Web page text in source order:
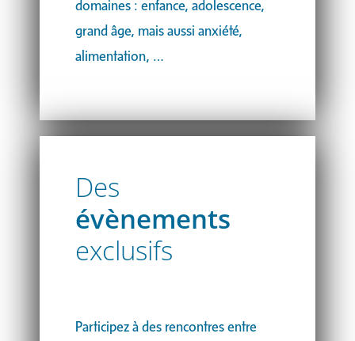
domaines : enfance, adolescence,
grand âge, mais aussi anxiété,
alimentation, …
Des
évènements
exclusifs
Participez à des rencontres entre